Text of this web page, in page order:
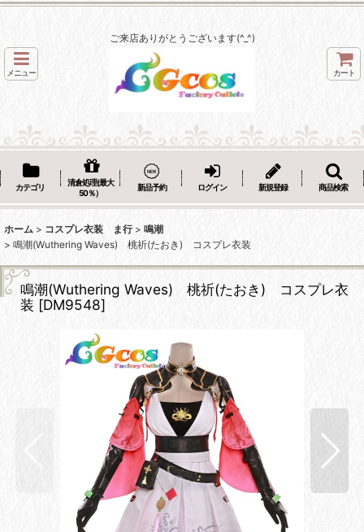
ご来店ありがとうございます(^_^)
メニュー カート
カテゴリ
清倉処理(最大
50％）
新品予約 ログイン 新規登録 商品検索
ホーム > コスプレ衣装 ま行 > 鳴潮
> 鳴潮(Wuthering Waves) 桃祈(たおき) コスプレ衣装
鳴潮(Wuthering Waves) 桃祈(たおき) コスプレ衣
装 [DM9548]